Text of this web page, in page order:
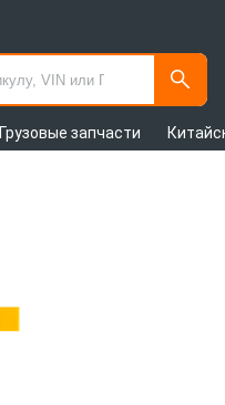
Грузовые запчасти